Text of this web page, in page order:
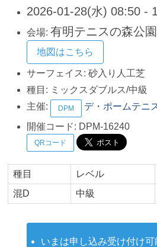
2026-01-28(水) 08:50 -
会場: 有明テニスの森公園
地図はこちら
サーフェイス: 砂入り人工芝
種目: ミックスダブルス/中級
主催:
DPM
デ・ポームテニ
開催コード: DPM-16240
QRコード
種目 レベル
混D
中級
いまは申し込み受け付け可